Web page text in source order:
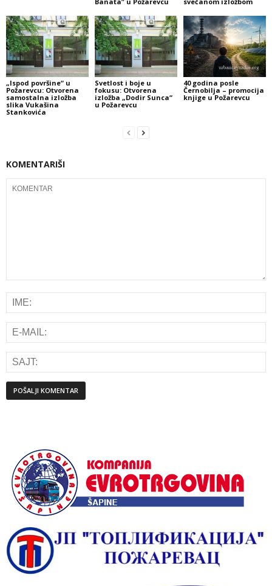
„Ispod površine“ u
Požarevcu: Otvorena
samostalna izložba
slika Vukašina
Stankovića
Svetlost i boje u
fokusu: Otvorena
izložba „Dodir Sunca“
u Požarevcu
40 godina posle
Černobilja – promocija
knjige u Požarevcu
KOMENTARIŠI